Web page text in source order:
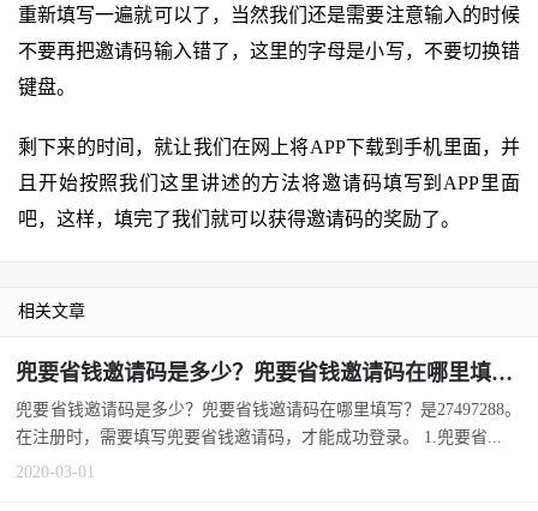
重新填写一遍就可以了，当然我们还是需要注意输入的时候
不要再把邀请码输入错了，这里的字母是小写，不要切换错
键盘。
剩下来的时间，就让我们在网上将APP下载到手机里面，并
且开始按照我们这里讲述的方法将邀请码填写到APP里面
吧，这样，填完了我们就可以获得邀请码的奖励了。
相关文章
兜要省钱邀请码是多少？兜要省钱邀请码在哪里填写？
兜要省钱邀请码是多少？兜要省钱邀请码在哪里填写？是27497288。
在注册时，需要填写兜要省钱邀请码，才能成功登录。 1.兜要省...
2020-03-01